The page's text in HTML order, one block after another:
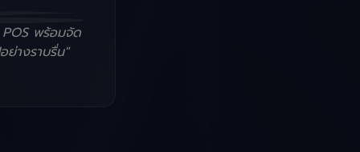
พร้อมจัด
ย่างราบรื่น"